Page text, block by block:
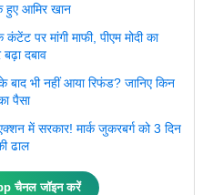
हुए आमिर खान
पर मांगी माफी, पीएम मोदी का
दबाव
भी नहीं आया रिफंड? जानिए किन
पैसा
में सरकार! मार्क जुकरबर्ग को 3 दिन
ढाल
चैनल जॉइन करें